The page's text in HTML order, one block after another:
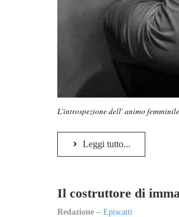
L'introspezione dell' animo
Leggi tutto...
Il costruttore di
Redazione Episcatti